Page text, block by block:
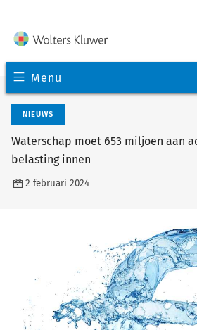
Menu
NIEUWS
Waterschap moet 653 miljoen aan
belasting innen
2 februari 2024